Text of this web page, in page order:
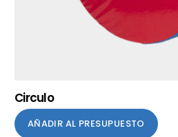
Circulo
AÑADIR AL PRESUPUESTO